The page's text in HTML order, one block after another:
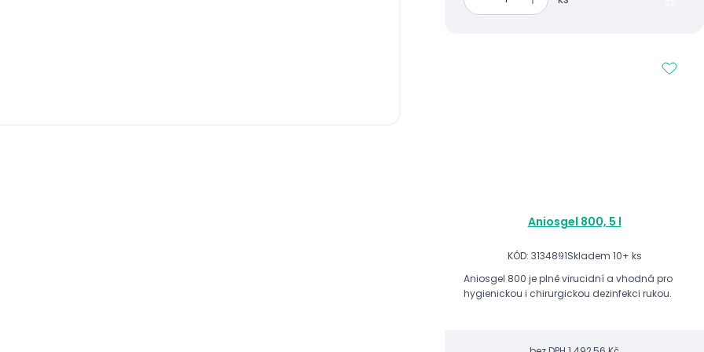
Aniosgel 800, 5 l
KÓD: 3134891Skladem 10+ ks
Aniosgel 800 je plně virucidní a vhodná pro
hygienickou i chirurgickou dezinfekci rukou.